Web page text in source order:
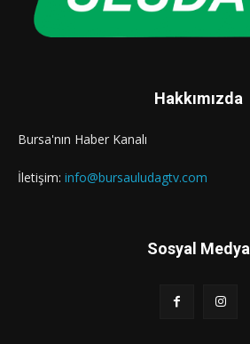
Hakkımızda
Bursa'nın Haber Kanalı
İletişim: info@bursauludagtv.com
Sosyal Medya